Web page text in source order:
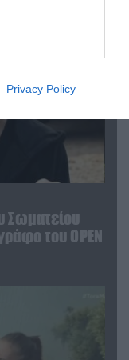
Privacy Policy
Σωματείου
του OPEN